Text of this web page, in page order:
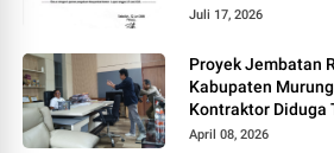
Juli 17, 2026
Proyek Jembatan
Kabupaten
Kontraktor Diduga
April 08, 2026